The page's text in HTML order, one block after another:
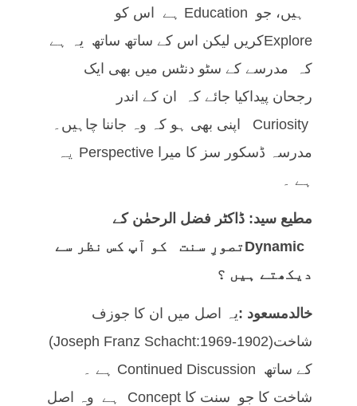
ہیں، جو Education ہے اس کو
Exploreکریں لیکن اس کے ساتھ ساتھ یہ ہے
کہ مدرسے کے سٹو دنٹس میں بھی ایک
رجحان پیداکیا جائے کہ ان کے اندر
Curiosity اپنی بھی ہو کہ وہ جاننا چاہیں۔
مدرسہ ڈسکور سز کا میرا Perspective یہ
ہے ۔
مطیع سید: ڈاکٹر فضل الرحمٰن کے
Dynamic
تصورِ سنت کو آپ کس نظر سے
دیکھتے ہیں ؟
خالدمسعود :یہ اصل میں ان کا جوزف
شاخت(Joseph Franz Schacht:1969-1902)
کے ساتھ Continued Discussion ہے ۔
شاخت کا جو سنت کا Concept ہے وہ اصل